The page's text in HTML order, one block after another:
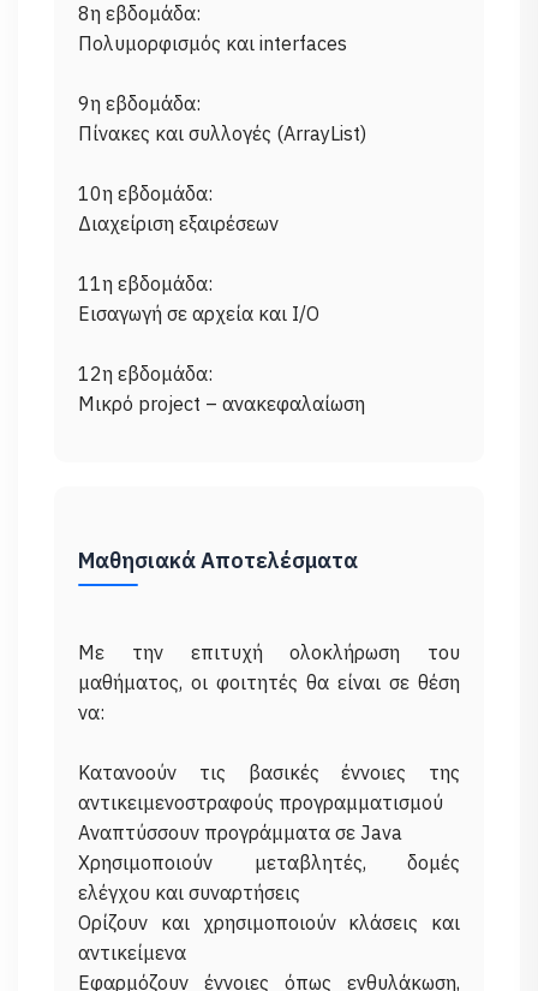
8η εβδομάδα:
Πολυμορφισμός και interfaces
9η εβδομάδα:
Πίνακες και συλλογές (ArrayList)
10η εβδομάδα:
Διαχείριση εξαιρέσεων
11η εβδομάδα:
Εισαγωγή σε αρχεία και I/O
12η εβδομάδα:
Μαθησιακά Αποτελέσματα
Με την επιτυχή ολοκλήρωση του
μαθήματος, οι φοιτητές θα είναι σε θέση
να:
Κατανοούν τις βασικές έννοιες της
αντικειμενοστραφούς προγραμματισμού
Αναπτύσσουν προγράμματα σε Java
Χρησιμοποιούν μεταβλητές, δομές
ελέγχου και συναρτήσεις
Ορίζουν και χρησιμοποιούν κλάσεις και
αντικείμενα
Εφαρμόζουν έννοιες όπως ενθυλάκωση,